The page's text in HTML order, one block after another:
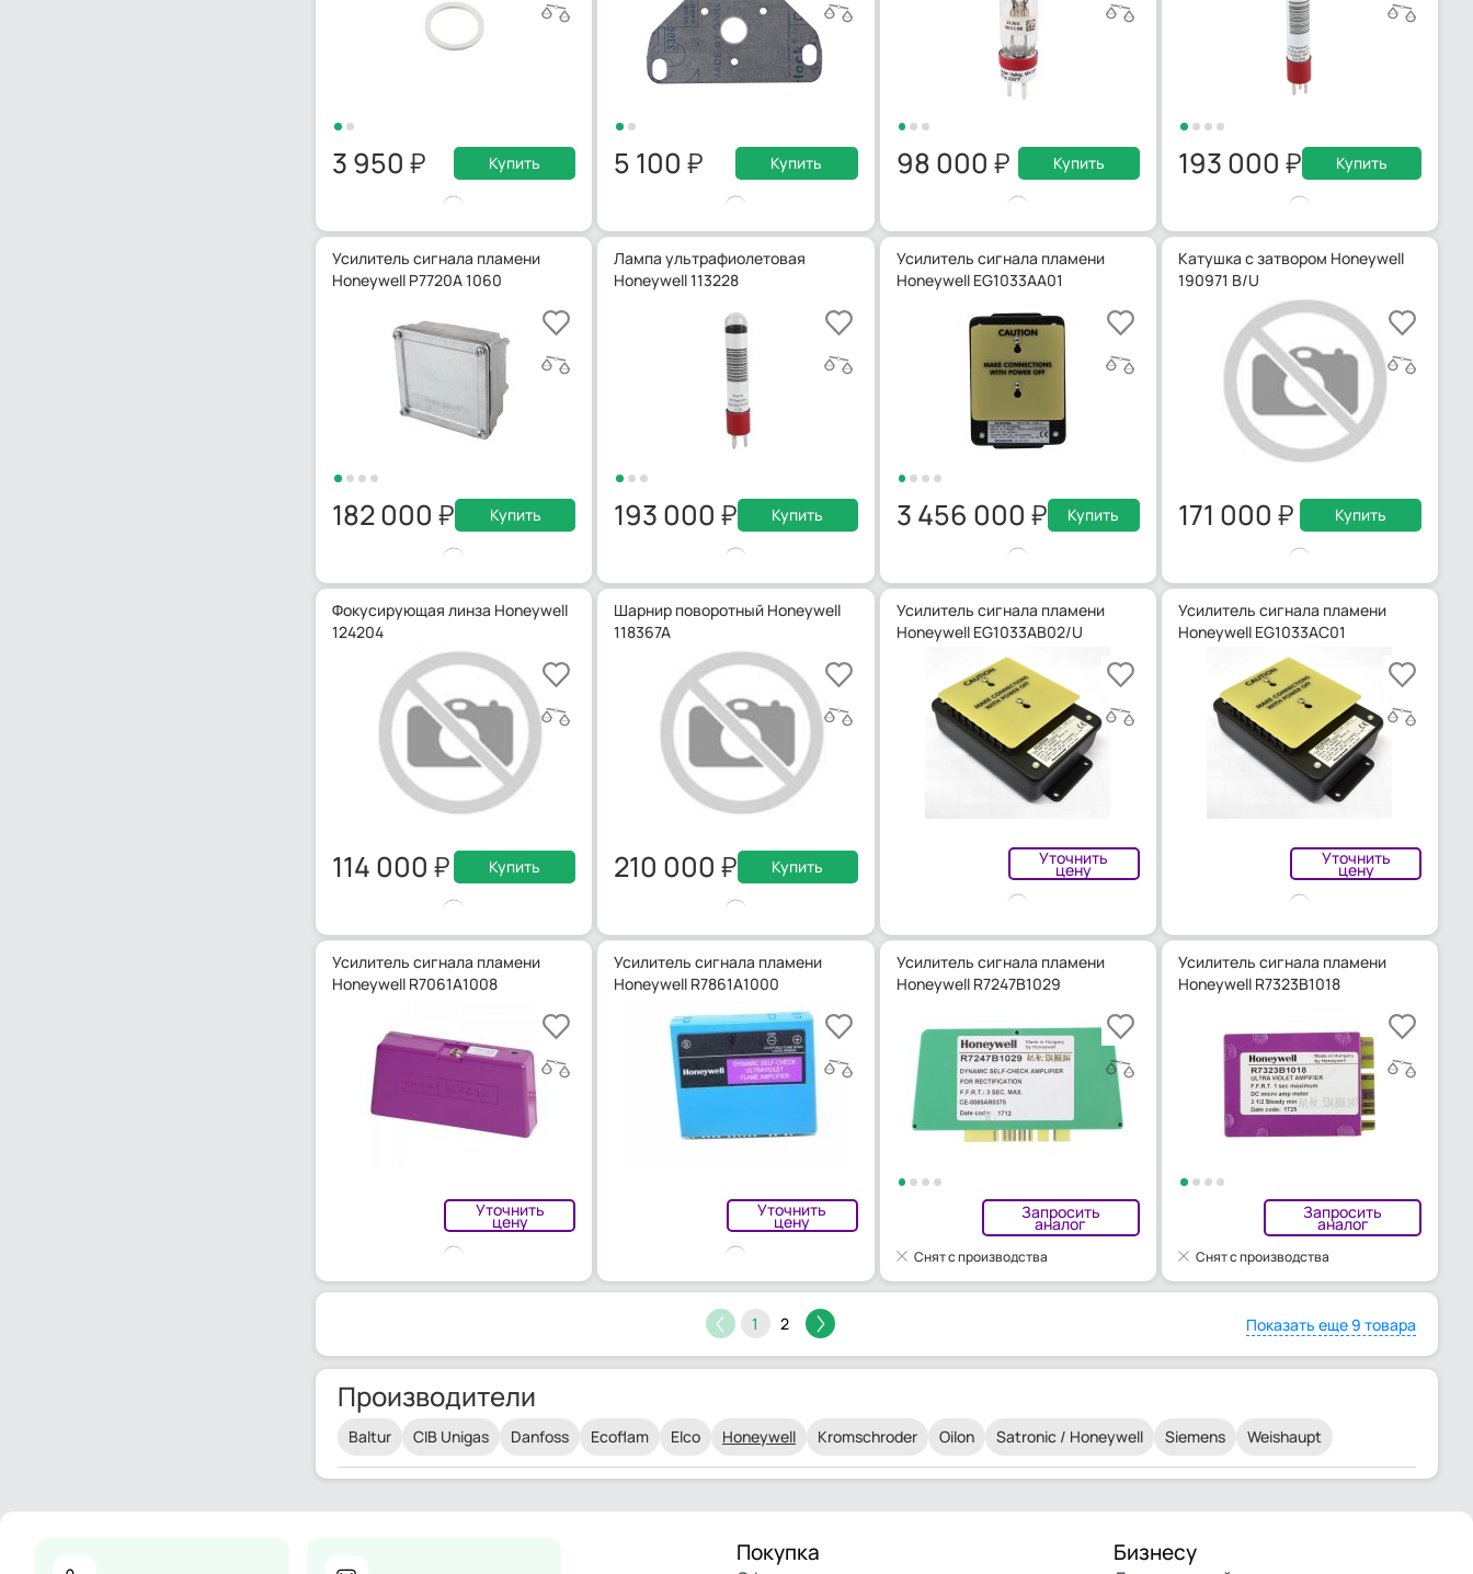
3 950 Купить 5 100 Купить 98 000 Купить 193 000 Купить
Усилитель сигнала пламени
Honeywell P7720A 1060
182 000 Купить
Лампа ультрафиолетовая
Honeywell 113228
193 000 Купить
Усилитель сигнала пламени
Honeywell EG1033AA01
3 456 000 Купить
Катушка с затвором Honeywell
190971 B/U
171 000 Купить
Фокусирующая линза Honeywell
124204
114 000 Купить
Шарнир поворотный Honeywell
118367A
210 000 Купить
Усилитель сигнала пламени
Honeywell EG1033AB02/U
Уточнить
цену
Усилитель сигнала пламени
Honeywell EG1033AC01
Уточнить
цену
Усилитель сигнала пламени
Honeywell R7061A1008
Уточнить
цену
Усилитель сигнала пламени
Honeywell R7861A1000
Уточнить
цену
Усилитель сигнала пламени
Honeywell R7247B1029
Запросить
аналог
Снят с производства
Усилитель сигнала пламени
Honeywell R7323B1018
Запросить
аналог
Снят с производства
1 2 Показать еще 9 товара
Производители
Baltur CIB Unigas Danfoss Ecoflam Elco Honeywell Kromschroder Oilon Satronic / Honeywell Siemens Weishaupt
Покупка Бизнесу